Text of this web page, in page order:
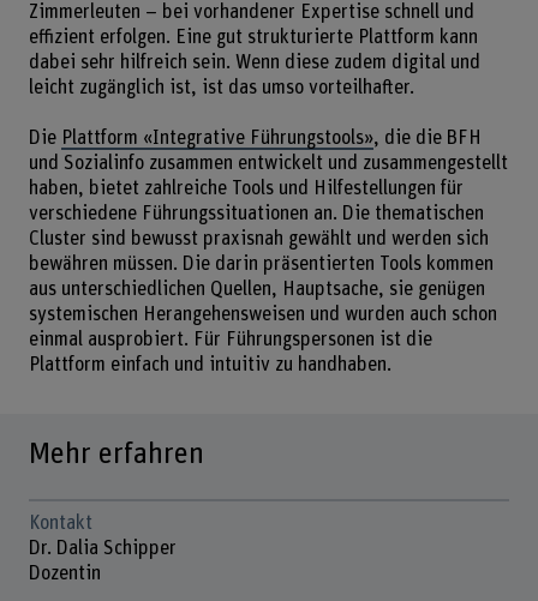
Zimmerleuten – bei vorhandener Expertise schnell und
effizient erfolgen. Eine gut strukturierte Plattform kann
dabei sehr hilfreich sein. Wenn diese zudem digital und
leicht zugänglich ist, ist das umso vorteilhafter.
Die Plattform «Integrative Führungstools», die die BFH
und Sozialinfo zusammen entwickelt und zusammengestellt
haben, bietet zahlreiche Tools und Hilfestellungen für
verschiedene Führungssituationen an. Die thematischen
Cluster sind bewusst praxisnah gewählt und werden sich
bewähren müssen. Die darin präsentierten Tools kommen
aus unterschiedlichen Quellen, Hauptsache, sie genügen
systemischen Herangehensweisen und wurden auch schon
einmal ausprobiert. Für Führungspersonen ist die
Plattform einfach und intuitiv zu handhaben.
Mehr erfahren
Kontakt
Dr. Dalia Schipper
Dozentin